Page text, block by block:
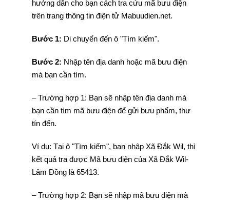
hướng dẫn cho bạn cách tra cứu mã bưu điện
trên trang thông tin điện tử Mabuudien.net.
Bước 1: Di chuyển đến ô "Tìm kiếm".
Bước 2: Nhập tên địa danh hoặc mã bưu điện
mà bạn cần tìm.
– Trường hợp 1: Bạn sẽ nhập tên địa danh mà
bạn cần tìm mã bưu điện để gửi bưu phẩm, thư
tín đến.
Ví dụ: Tại ô "Tìm kiếm", bạn nhập Xã Đắk Wil, thì
kết quả tra được Mã bưu điện của Xã Đắk Wil-
Lâm Đồng là 65413.
– Trường hợp 2: Bạn sẽ nhập mã bưu điện mà